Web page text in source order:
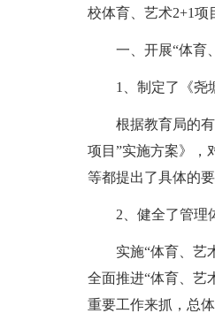
校体育、艺术2+1项
一、开展“体育
1、制定了《尧
根据教育局的
项目”实施方案》，
等都提出了具体的
2、健全了管理
实施“体育、艺
全面推进“体育、艺
重要工作来抓，总